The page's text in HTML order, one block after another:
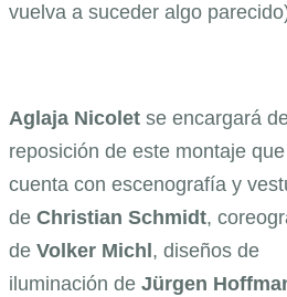
vuelva a suceder algo
Aglaja Nicolet se encargará
reposición de este montaje que
cuenta con escenografía y
de Christian Schmidt,
de Volker Michl , diseños de
iluminación de Jürgen